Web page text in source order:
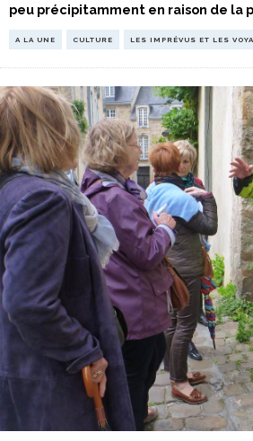
peu précipitamment en raison de la
A LA UNE CULTURE LES IMPRÉVUS ET LES